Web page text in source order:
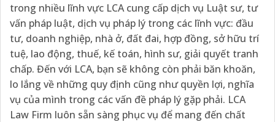
trong nhiều lĩnh vực LCA cung cấp dịch vụ Luật sư, tư
vấn pháp luật, dịch vụ pháp lý trong các lĩnh vực: đầu
tư, doanh nghiệp, nhà ở, đất đai, hợp đồng, sở hữu trí
tuệ, lao động, thuế, kế toán, hình sư, giải quyết tranh
chấp. Đến với LCA, bạn sẽ không còn phải băn khoăn,
lo lắng về những quy định cũng như quyền lợi, nghĩa
vụ của mình trong các vấn đề pháp lý gặp phải. LCA
Law Firm luôn sẵn sàng phục vụ để mang đến chất